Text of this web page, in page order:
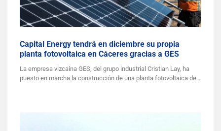
Capital Energy tendrá en diciembre su propia
planta fotovoltaica en Cáceres gracias a GES
La empresa vizcaína GES, del grupo industrial Cristian Lay, ha
puesto en marcha la construcción de una planta fotovoltaica de…